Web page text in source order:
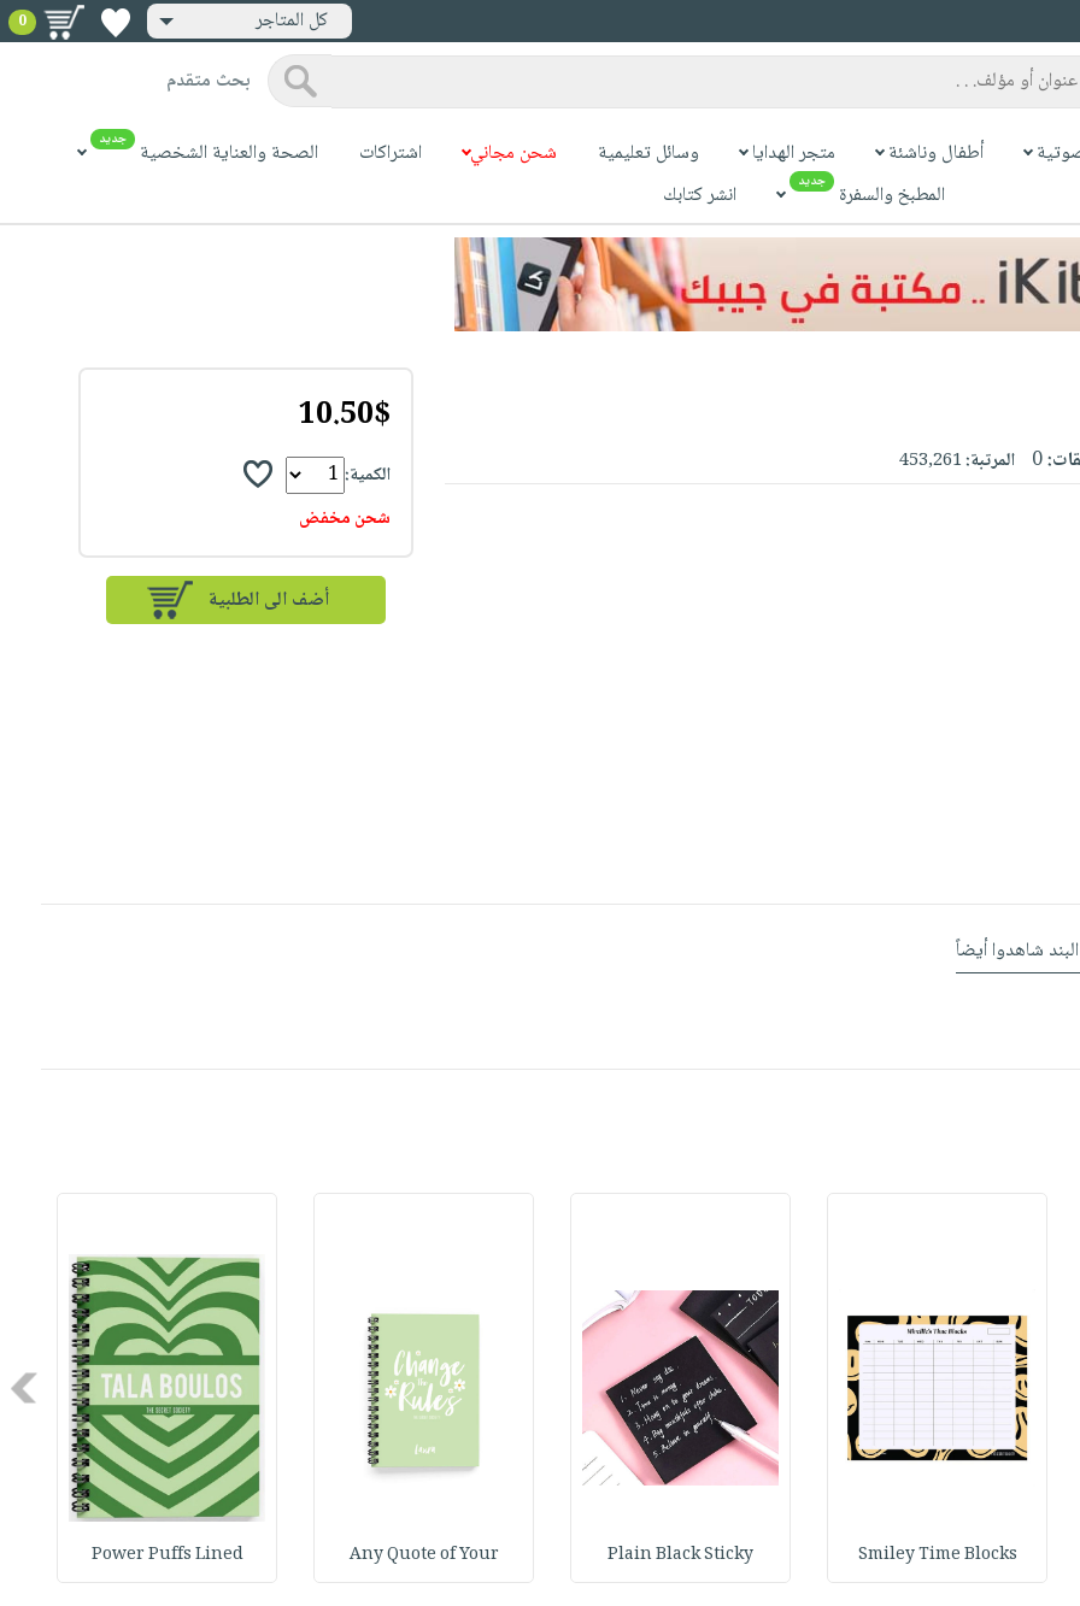
كل المتاجر 0
بحث متقدم
أطفال وناشئة متجر الهدايا وسائل تعليمية شحن مجاني اشتراكات الصحة والعناية الشخصية جديد
المطبخ والسفرة جديد انشر كتابك
0 المرتبة:453,261
10.50$
الكمية:
شحن مخفض
أضف الى الطلبية
شاهدوا أيضاً
Smiley Time Blocks
Plain Black Sticky
Any Quote of Your
Power Puffs Lined